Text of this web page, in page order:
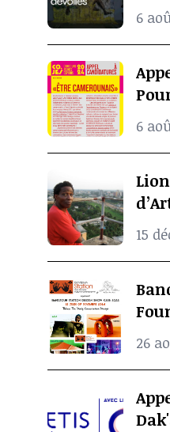
6
6
15
2024
26